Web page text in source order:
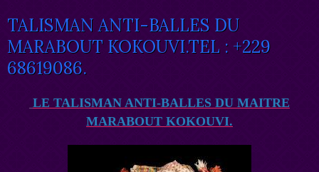
TALISMAN ANTI-BALLES DU
MARABOUT KOKOUVI.TEL : +229
68619086.
LE TALISMAN ANTI-BALLES DU MAITRE
MARABOUT KOKOUVI.